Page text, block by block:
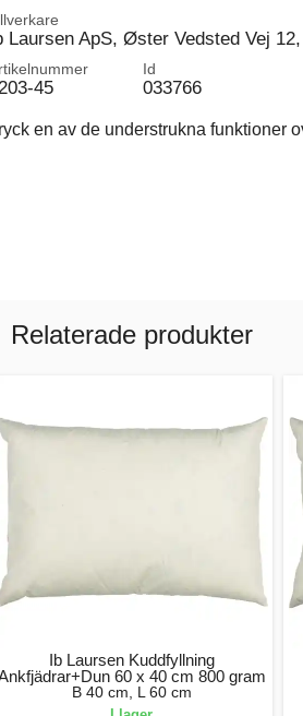
Laursen ApS, Øster Vedsted Vej
45
Id
033766
en av de understrukna funktioner
Relaterade produkter
Ib Laursen Kuddfyllning
60 x 40 cm 800 gram
B 40 cm, L 60 cm